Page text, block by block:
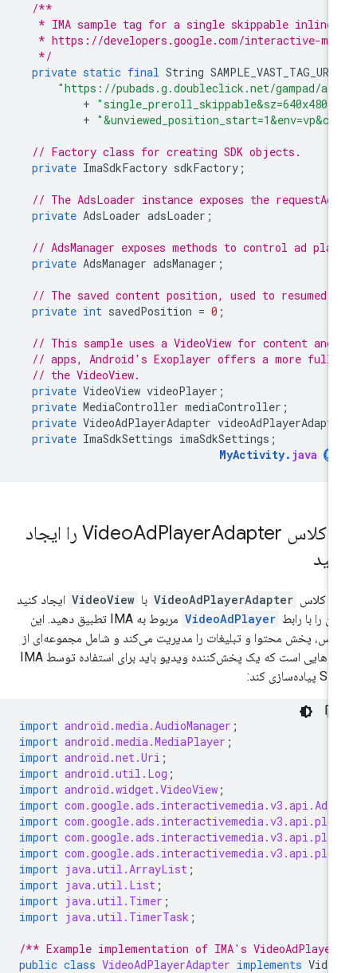
/**
* IMA sample tag for a single skippable
* https://developers.google.com/interactive-
   */
private static final String SAMPLE_VAST_TAG_URL
"https://pubads.g.doubleclick.net/gampad/
+
+
// Factory class for creating SDK objects.
private ImaSdkFactory sdkFactory
// The AdsLoader instance exposes the
private AdsLoader adsLoader
// AdsManager exposes methods to control ad
private AdsManager adsManager
// The saved content position, used to resumed
private
int savedPosition =
// This sample uses a VideoView for content
// apps, Android's Exoplayer offers a more
// the VideoView.
private VideoView videoPlayer
private MediaController mediaController
private VideoAdPlayerAdapter
private ImaSdkSettings imaSdkSettings
MyActivity.java
کلاس Video AdPlayer
Adapter را ایجاد
کلاس VideoAdPlayerAdapter با VideoView ایجاد کنید
را با رابط VideoAdPlayer
مربوط به IMA تطبیق دهید. این
پخش محتوا و تبلیغات را مدیریت می‌کند و شامل مجموعه‌ای از
متدهایی است که یک پخش‌کننده ویدیو باید برای استفاده توسط IMA
import android.media.AudioManager
import android.media.MediaPlayer
import android.net.Uri
import android.util.Log
import android.widget.VideoView
import
import
import
import
import java.util.ArrayList
import java.util.List
import java.util.Timer
import java.util.TimerTask
/** Example implementation of IMA's
public class VideoAdPlayerAdapter implements